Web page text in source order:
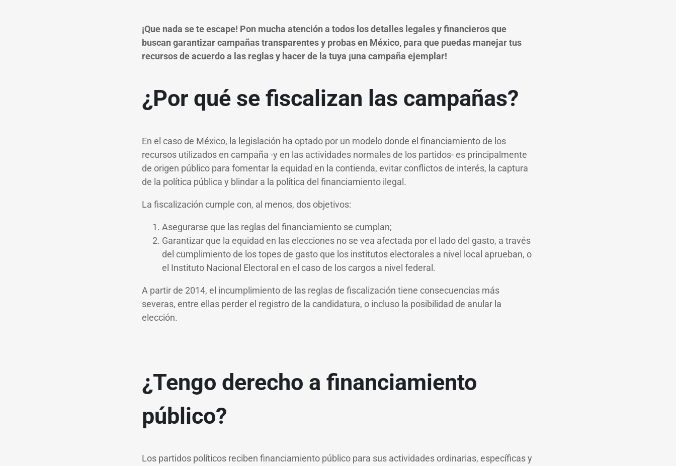
¡Que nada se te escape! Pon mucha atención a todos los detalles legales y financieros que
buscan garantizar campañas transparentes y probas en México, para que puedas manejar tus
recursos de acuerdo a las reglas y hacer de la tuya ¡una campaña ejemplar!
¿Por qué se fiscalizan las campañas?
En el caso de México, la legislación ha optado por un modelo donde el financiamiento de los
recursos utilizados en campaña -y en las actividades normales de los partidos- es principalmente
de origen público para fomentar la equidad en la contienda, evitar conflictos de interés, la captura
de la política pública y blindar a la política del financiamiento ilegal.
La fiscalización cumple con, al menos, dos objetivos:
Asegurarse que las reglas del financiamiento se cumplan;
Garantizar que la equidad en las elecciones no se vea afectada por el lado del gasto, a través
del cumplimiento de los topes de gasto que los institutos electorales a nivel local aprueban, o
el Instituto Nacional Electoral en el caso de los cargos a nivel federal.
A partir de 2014, el incumplimiento de las reglas de fiscalización tiene consecuencias más
severas, entre ellas perder el registro de la candidatura, o incluso la posibilidad de anular la
elección.
¿Tengo derecho a financiamiento
público?
Los partidos políticos reciben financiamiento público para sus actividades ordinarias, específicas y